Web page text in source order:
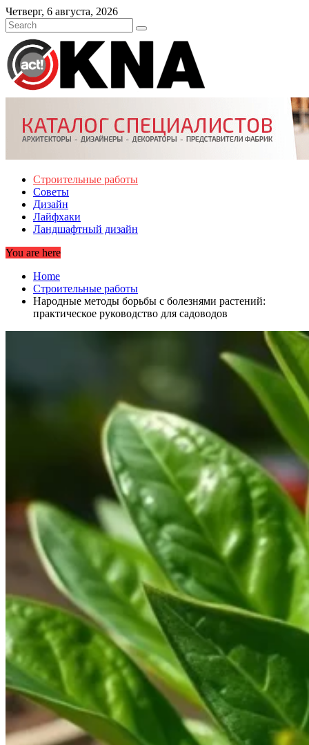
Skip
to
content
Четверг, 6 августа, 2026
Строительные работы
Советы
Дизайн
Лайфхаки
Ландшафтный дизайн
You are here
Home
Строительные работы
Народные методы борьбы с болезнями растений:
практическое руководство для садоводов